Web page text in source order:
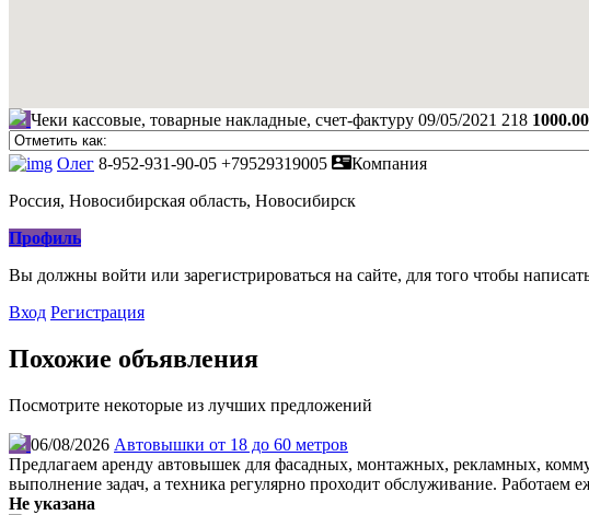
Чеки кассовые, товарные накладные, счет-фактуру 09/05/2021 218
Олег 8-952-931-90-05 +79529319005
Компания
Россия, Новосибирская область, Новосибирск
Профиль
Вы должны войти или зарегистрироваться на сайте, для того чтобы
Вход Регистрация
Похожие объявления
Посмотрите некоторые из лучших предложений
06/08/2026 Автовышки от 18 до 60 метров
Предлагаем аренду автовышек для фасадных, монтажных, рекламных,
выполнение задач, а техника регулярно проходит обслуживание. Работаем
Не указана